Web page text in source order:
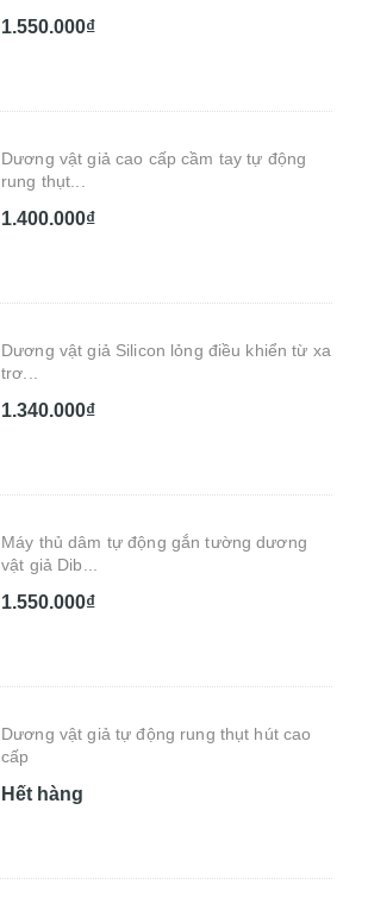
1.550.000₫
Dương vật giả cao cấp cầm tay tự động
rung thụt...
1.400.000₫
Dương vật giả Silicon lỏng điều khiển từ xa
trơ...
1.340.000₫
Máy thủ dâm tự động gắn tường dương
vật giả Dib...
1.550.000₫
Dương vật giả tự động rung thụt hút cao
cấp
Hết hàng